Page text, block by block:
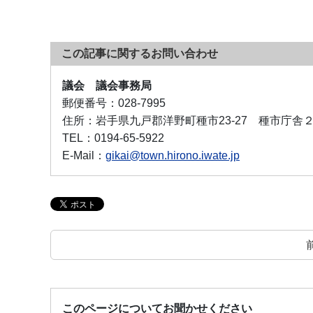
この記事に関するお問い合わせ
議会 議会事務局
郵便番号： 028-7995
住所： 岩手県九戸郡洋野町種市23-27 種市庁舎
TEL： 0194-65-5922
E-Mail： gikai@town.hirono.iwate.jp
このページについてお聞かせください